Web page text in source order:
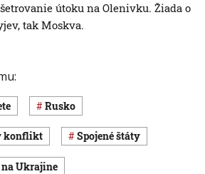
útoku na Olenivku. Žiada o
tak Moskva.
Rusko
konflikt Spojené štáty
na Ukrajine